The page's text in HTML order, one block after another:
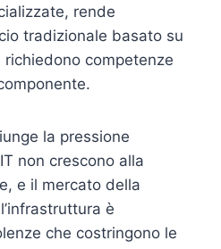
rende
tradizionale basato su
competenze
la pressione
non crescono alla
e il mercato della
è
che costringono le